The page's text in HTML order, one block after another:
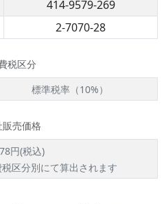
414-9579-269
2-7070-28
税区分
標準税率（10%）
販売価格
円(税込)
区分別にて算出されます